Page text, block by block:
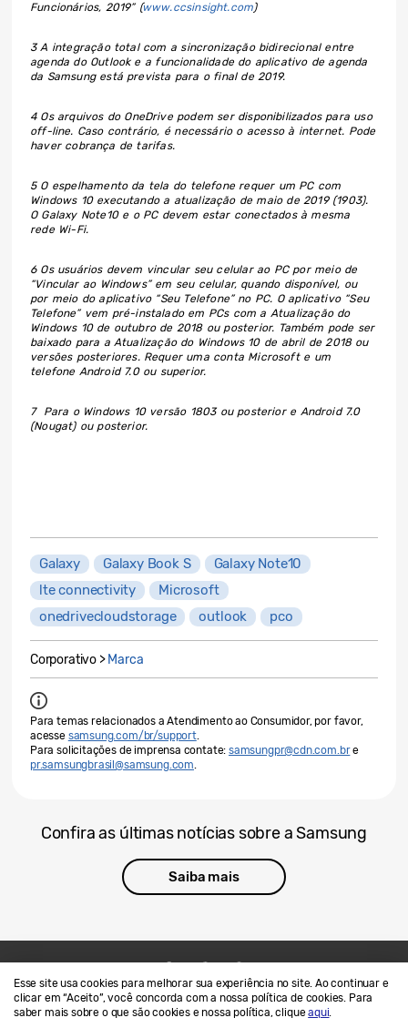
Esse site usa cookies para melhorar sua experiência no site. Ao continuar e
clicar em “Aceito”, você concorda com a nossa política de cookies. Para
saber mais sobre o que são cookies e nossa política, cliqueaqui.
Funcionários, 2019” (www.ccsinsight.com)
3A integração total com a sincronização bidirecional entre
agenda do Outlook e a funcionalidade do aplicativo de agenda
da Samsung está prevista para o final de 2019.
4 Os arquivos do OneDrive podem ser disponibilizados para uso
off-line. Caso contrário, é necessário o acesso à internet. Pode
haver cobrança de tarifas.
5 O espelhamento da tela do telefone requer um PC com
Windows 10 executando a atualização de maio de 2019 (1903).
O Galaxy Note10 e o PC devem estar conectados à mesma
rede Wi-Fi.
6 Os usuários devem vincular seu celular ao PC por meio de
“Vincular ao Windows” em seu celular, quando disponível, ou
por meio do aplicativo “Seu Telefone” no PC. O aplicativo “Seu
Telefone” vem pré-instalado em PCs com a Atualização do
Windows 10 de outubro de 2018 ou posterior. Também pode ser
baixado para a Atualização do Windows 10 de abril de 2018 ou
versões posteriores. Requer uma conta Microsoft e um
telefone Android 7.0 ou superior.
7 Para o Windows 10 versão 1803 ou posterior e Android 7.0
(Nougat) ou posterior.
Galaxy Galaxy Book S
Galaxy Note10
lte connectivity
Microsoft
onedrivecloudstorage
outlook pco
Corporativo > Marca
Para temas relacionados a Atendimento ao Consumidor, por favor,
acesse samsung.com/br/support.
Para solicitações de imprensa contate: samsungpr@cdn.com.bre
pr.samsungbrasil@samsung.com.
Confira as últimas notícias sobre a Samsung
Saiba mais
Contato
SAMSUNG.COM
Termos de Uso
Privacidade e Cookies